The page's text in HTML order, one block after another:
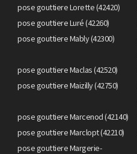
pose gouttiere Lorette (42420)
pose gouttiere Luré (42260)
pose gouttiere Mably (42300)
pose gouttiere Maclas (42520)
pose gouttiere Maizilly (42750)
pose gouttiere Marcenod (42140)
pose gouttiere Marclopt (42210)
pose gouttiere Margerie-